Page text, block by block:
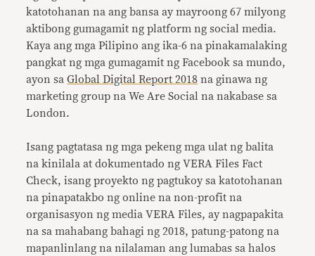
katotohanan na ang bansa ay mayroong 67 milyong
aktibong gumagamit ng platform ng social media.
Kaya ang mga Pilipino ang ika-6 na pinakamalaking
pangkat ng mga gumagamit ng Facebook sa mundo,
ayon saGlobal Digital Report 2018 na ginawa ng
marketing group na We Are Social na nakabase sa
London.
Isang pagtatasa ng mga pekeng mga ulat ng balita
na kinilala at dokumentado ng VERA Files Fact
Check, isang proyekto ng pagtukoy sa katotohanan
na pinapatakbo ng online na non-profit na
organisasyon ng media VERA Files, ay nagpapakita
na sa mahabang bahagi ng 2018, patung-patong na
mapanlinlang na nilalaman ang lumabas sa halos